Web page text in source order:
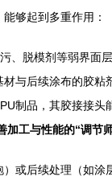
够起到多重作用：
、脱模剂等弱界面
材与后续涂布的胶
制品，其胶接接
加工与性能的“调节
或后续处理（如涂